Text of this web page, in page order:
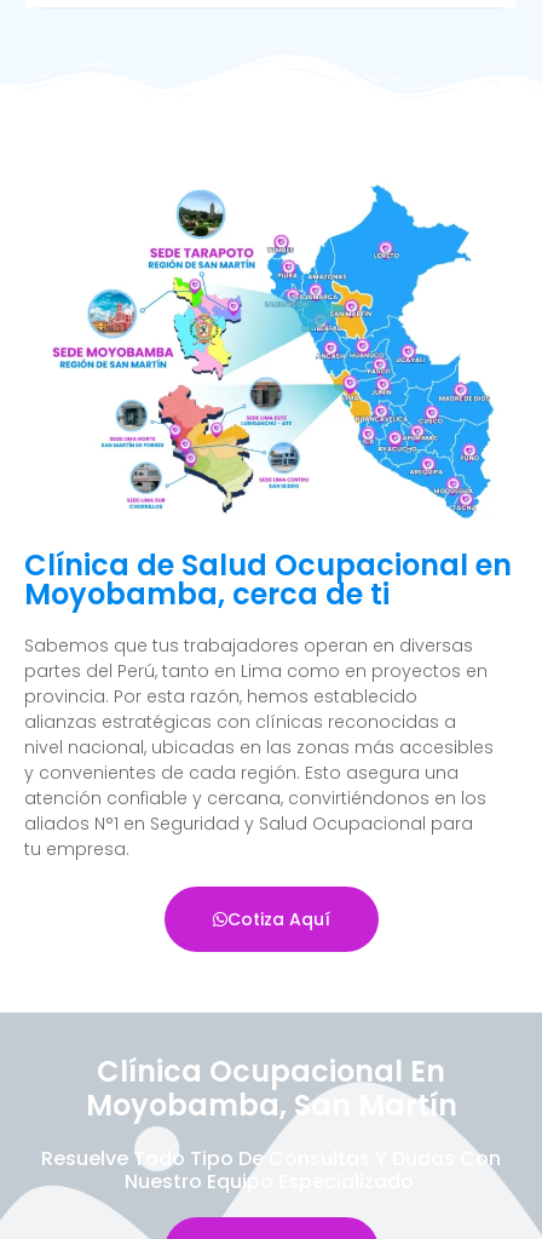
Clínica de Salud Ocupacional en
Moyobamba, cerca de ti
Sabemos que tus trabajadores operan en diversas
partes del Perú, tanto en Lima como en proyectos en
provincia. Por esta razón, hemos establecido
alianzas estratégicas con clínicas reconocidas a
nivel nacional, ubicadas en las zonas más accesibles
y convenientes de cada región. Esto asegura una
atención confiable y cercana, convirtiéndonos en los
aliados N°1 en Seguridad y Salud Ocupacional para
tu empresa.
Cotiza Aquí
Clínica Ocupacional En
Moyobamba, San Martín
Resuelve Todo Tipo De Consultas Y Dudas Con
Nuestro Equipo Especializado.